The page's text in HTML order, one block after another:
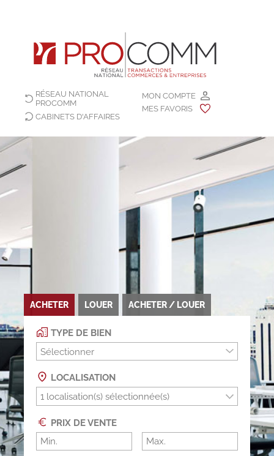
MON COMPTE
MES FAVORIS
RÉSEAU NATIONAL
PROCOMM
CABINETS D'AFFAIRES
ACHETER LOUER ACHETER / LOUER
TYPE DE BIEN
Sélectionner
LOCALISATION
PRIX DE VENTE